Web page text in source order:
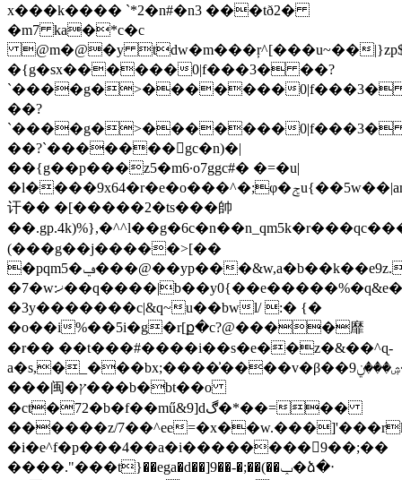
x���k���� `*2�n#�n3 ���tð2�
�m7 ka�*c�c
@m�@�y tdw�m���ŗ^[���u~��
�{g�sx������0|f���3� ��?
`����g�>�������
��?
`����g�>�������
��?`�������gc�n)�|
��{g��p���z5�m6·o7ggc#� �=�u|
�l����9x64�r�e�o���^�;φ�ݮu{��5w��|an��t��^��������wwd�cn����w����z�����t�}:�c�)���q
讦�� �[�����2�ts���帥
(���g��j�����>[��
�pqm5�ݠ���@��yp���&w,a�b��k��e9z.}v�p��
�7�w:ޚ��q����|b��y0{��e�����%�q&e�tf���(��
�3y�������c|&q~u��bwl/ :� {�
�o��i%��5i�g�r[ք�c?@����靡
�r�� ��t���#����i��s�e��z�&��^ɋ-
a�s,�_���bx;����͗����v�β��9ۺ���ݧ���@/
���闽�ץ���b�bt��o
�ct�72�b�f��mű&9]dڰ�*��=��
������z⁠/7��^ee
�i�e^f�p���4��a�i��������9��;��
����."���t}��ega�d��]9��-�;��(��ݕ�ձ�‧